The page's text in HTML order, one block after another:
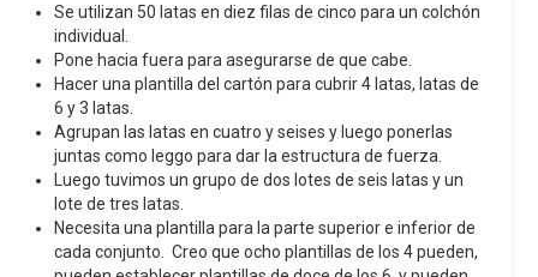
Se utilizan 50 latas en diez filas de cinco para un colchón
individual.
Pone hacia fuera para asegurarse de que cabe.
Hacer una plantilla del cartón para cubrir 4 latas, latas de
6 y 3 latas.
Agrupan las latas en cuatro y seises y luego ponerlas
juntas como leggo para dar la estructura de fuerza.
Luego tuvimos un grupo de dos lotes de seis latas y un
lote de tres latas.
Necesita una plantilla para la parte superior e inferior de
cada conjunto. Creo que ocho plantillas de los 4 pueden,